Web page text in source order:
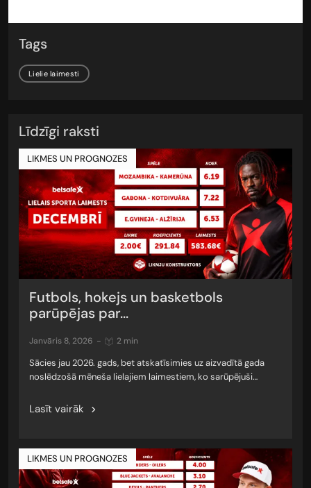
Tags
Lielie laimesti
Līdzīgi raksti
LIKMES UN PROGNOZES
Futbols, hokejs un basketbols
parūpējas par...
janvāris 8, 2026 - 2 min
Sācies jau 2026. gads, bet atskatīsimies uz aizvadītā gada
noslēdzošā mēneša lielajiem laimestiem, ko sarūpējuši…
Lasīt vairāk
LIKMES UN PROGNOZES